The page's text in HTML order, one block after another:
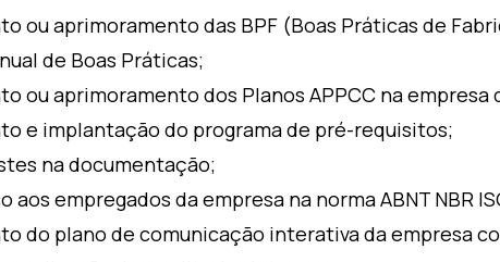
ou aprimoramento das BPF (Boas Práticas de
de Boas Práticas;
ou aprimoramento dos Planos APPCC na empresa
e implantação do programa de pré-requisitos;
na documentação;
aos empregados da empresa na norma ABNT NBR
do plano de comunicação interativa da empresa